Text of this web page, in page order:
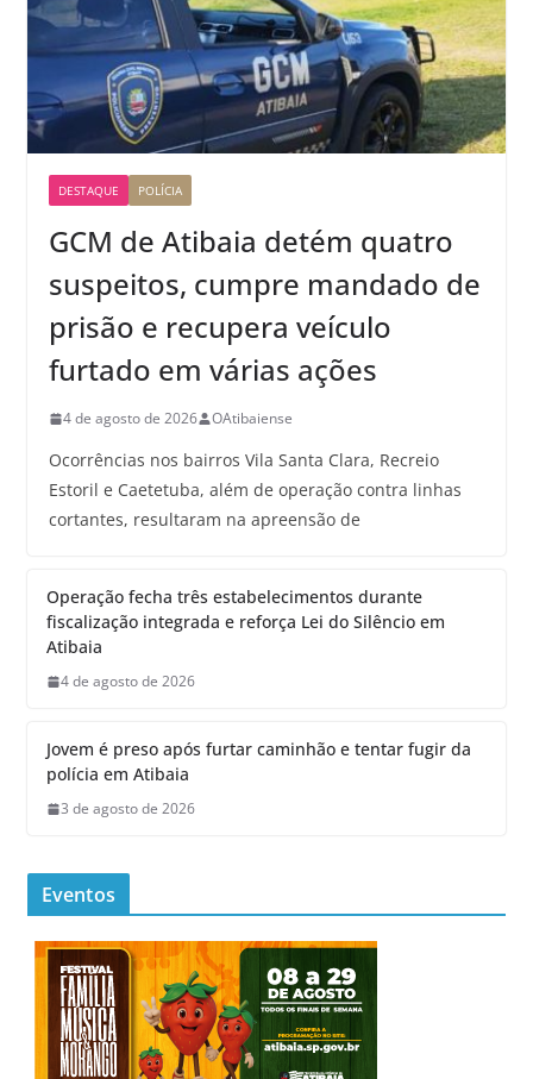
DESTAQUE POLÍCIA
GCM de Atibaia detém quatro
suspeitos, cumpre mandado de
prisão e recupera veículo
furtado em várias ações
4 de agosto de 2026 OAtibaiense
Ocorrências nos bairros Vila Santa Clara, Recreio
Estoril e Caetetuba, além de operação contra linhas
cortantes, resultaram na apreensão de
Operação fecha três estabelecimentos durante
fiscalização integrada e reforça Lei do Silêncio em
Atibaia
4 de agosto de 2026
Jovem é preso após furtar caminhão e tentar fugir da
polícia em Atibaia
3 de agosto de 2026
Eventos